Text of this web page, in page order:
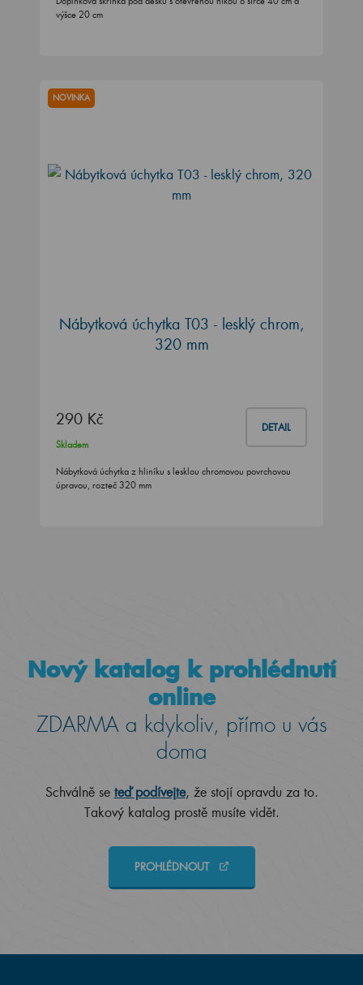
výšce 20 cm
NOVINKA
Nábytková úchytka T03 - lesklý chrom,
320 mm
290 Kč DETAIL
Skladem
Nábytková úchytka z hliníku s lesklou chromovou povrchovou
úpravou, rozteč 320 mm
Nový katalog k prohlédnutí
online
ZDARMA a kdykoliv, přímo u vás
doma
Schválně se teď podívejte, že stojí opravdu za to.
Takový katalog prostě musíte vidět.
PROHLÉDNOUT